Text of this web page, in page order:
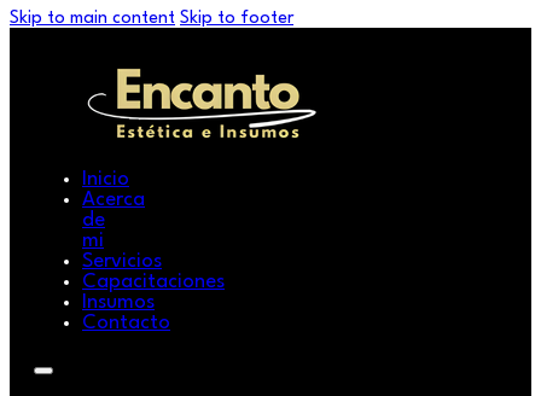
Skip to main content Skip to footer
Inicio
Acerca
de
mi
Servicios
Capacitaciones
Insumos
Contacto